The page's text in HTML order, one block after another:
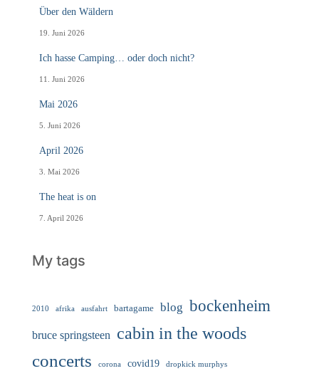
Über den Wäldern
19. Juni 2026
Ich hasse Camping… oder doch nicht?
11. Juni 2026
Mai 2026
5. Juni 2026
April 2026
3. Mai 2026
The heat is on
7. April 2026
My tags
2010 afrika ausfahrt bartagame blog bockenheim
bruce springsteen
cabin in the woods
concerts
corona covid19 dropkick murphys